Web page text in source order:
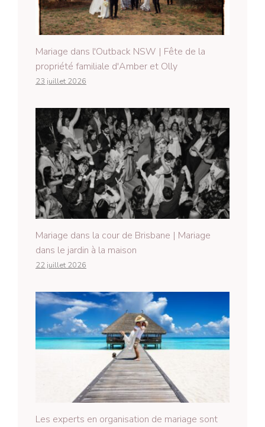
Mariage dans l'Outback NSW | Fête de la
propriété familiale d'Amber et Olly
23 juillet 2026
Mariage dans la cour de Brisbane | Mariage
dans le jardin à la maison
22 juillet 2026
Les experts en organisation de mariage sont